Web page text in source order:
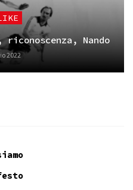
Nando
2022